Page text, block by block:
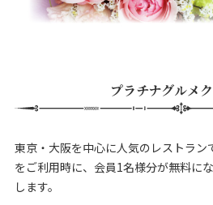
プラチナグルメ
東京・大阪を中心に人気のレストラン
をご利用時に、会員1名様分が無料に
します。